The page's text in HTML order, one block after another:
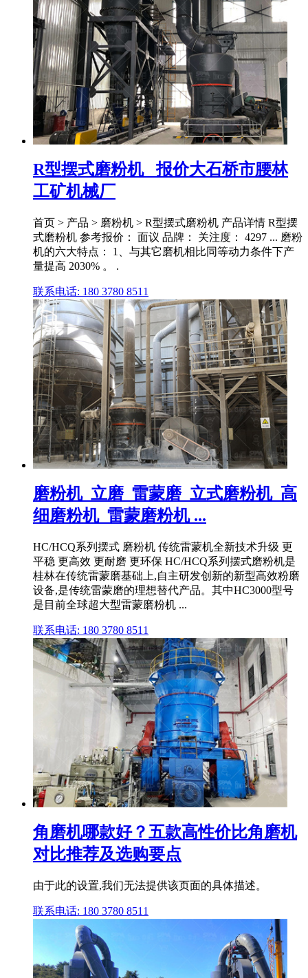
R型摆式磨粉机 _报价大石桥市腰林
工矿机械厂
首页 > 产品 > 磨粉机 > R型摆式磨粉机 产品详情 R型摆
式磨粉机 参考报价： 面议 品牌： 关注度： 4297 ... 磨粉
机的六大特点： 1、与其它磨机相比同等动力条件下产
量提高 2030% 。 .
联系电话: 180 3780 8511
磨粉机_立磨_雷蒙磨_立式磨粉机_高
细磨粉机_雷蒙磨粉机 ...
HC/HCQ系列摆式 磨粉机 传统雷蒙机全新技术升级 更
平稳 更高效 更耐磨 更环保 HC/HCQ系列摆式磨粉机是
桂林在传统雷蒙磨基础上,自主研发创新的新型高效粉磨
设备,是传统雷蒙磨的理想替代产品。其中HC3000型号
是目前全球超大型雷蒙磨粉机 ...
联系电话: 180 3780 8511
角磨机哪款好？五款高性价比角磨机
对比推荐及选购要点
由于此的设置,我们无法提供该页面的具体描述。
联系电话: 180 3780 8511